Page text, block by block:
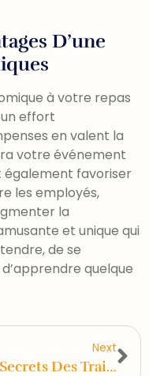
D’une
à votre repas
effort
en valent la
votre événement
également favoriser
les employés,
la
et unique qui
de se
quelque
Next
Les Secrets Des Traiteurs Gastronomiques : Un Regard Intimiste